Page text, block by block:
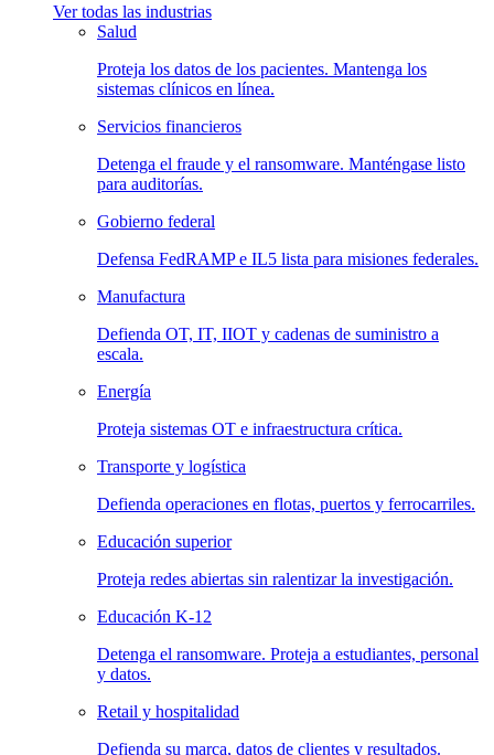
Ver todas las industrias
Salud
Proteja los datos de los pacientes. Mantenga los
sistemas clínicos en línea.
Servicios financieros
Detenga el fraude y el ransomware. Manténgase listo
para auditorías.
Gobierno federal
Defensa FedRAMP e IL5 lista para misiones federales.
Manufactura
Defienda OT, IT, IIOT y cadenas de suministro a
escala.
Energía
Proteja sistemas OT e infraestructura crítica.
Transporte y logística
Defienda operaciones en flotas, puertos y ferrocarriles.
Educación superior
Proteja redes abiertas sin ralentizar la investigación.
Educación K-12
Detenga el ransomware. Proteja a estudiantes, personal
y datos.
Retail y hospitalidad
Defienda su marca, datos de clientes y resultados.